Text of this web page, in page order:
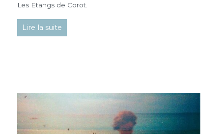
Les Etangs de Corot.
Lire la suite